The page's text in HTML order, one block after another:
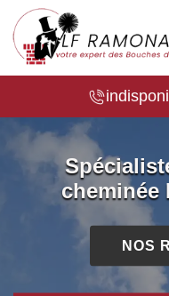
cheminée
NOS